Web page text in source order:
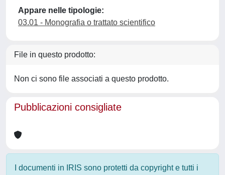
Appare nelle tipologie:
03.01 - Monografia o trattato scientifico
File in questo prodotto:
Non ci sono file associati a questo prodotto.
Pubblicazioni consigliate
I documenti in IRIS sono protetti da copyright e tutti i